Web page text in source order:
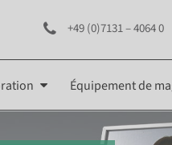
+49 (0)7131 – 4064 0
Équipement de